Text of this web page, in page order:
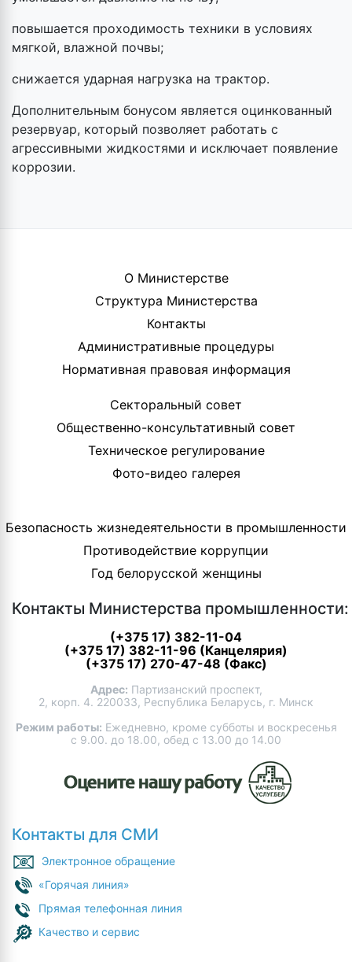
повышается проходимость техники в условиях
мягкой, влажной почвы;
снижается ударная нагрузка на трактор.
Дополнительным бонусом является оцинкованный
резервуар, который позволяет работать с
агрессивными жидкостями и исключает появление
коррозии.
О Министерстве
Структура Министерства
Контакты
Административные процедуры
Нормативная правовая информация
Секторальный совет
Общественно-консультативный совет
Техническое регулирование
Фото-видео галерея
Безопасность жизнедеятельности в промышленности
Противодействие коррупции
Год белорусской женщины
Контакты Министерства промышленности:
(+375 17) 382-11-04
(+375 17) 382-11-96 (Канцелярия)
(+375 17) 270-47-48 (Факс)
Адрес: Партизанский проспект,
2, корп. 4. 220033, Республика Беларусь, г. Минск
Режим работы: Ежедневно, кроме субботы и воскресенья
с 9.00. до 18.00, обед с 13.00 до 14.00
Контакты для СМИ
Электронное обращение
«Горячая линия»
Прямая телефонная линия
Качество и сервис